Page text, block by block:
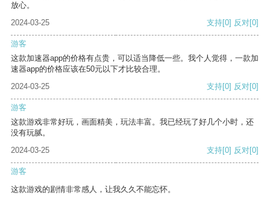
放心。
2024-03-25
支持[0] 反对[0]
游客
这款加速器app的价格有点贵，可以适当降低一些。我个人觉得，一款加
速器app的价格应该在50元以下才比较合理。
2024-03-25
支持[0] 反对[0]
游客
这款游戏非常好玩，画面精美，玩法丰富。我已经玩了好几个小时，还
没有玩腻。
2024-03-25
支持[0] 反对[0]
游客
这款游戏的剧情非常感人，让我久久不能忘怀。